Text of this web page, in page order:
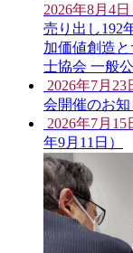
2026年8月4日
売り出し192
加価値創造
士協会 一般
2026年7月23
会開催のお
2026年7月15
年9月11日）